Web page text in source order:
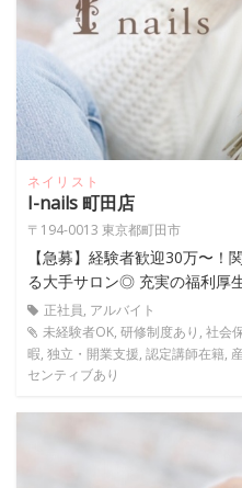
ネイリスト
I-nails 町田店
〒194-0013 東京都町田市
【急募】経験者歓迎30万〜！
る大手サロン◎ 充実の福利厚
正社員, アルバイト
未経験者OK, 研修制度あり, 社会
暇, 独立・開業支援, 認定講師在籍,
センティブあり